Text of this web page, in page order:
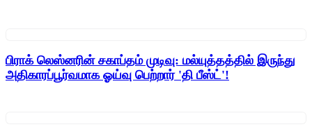
பிராக் லெஸ்னரின் சகாப்தம் முடிவு: மல்யுத்தத்தில் இருந்து
அதிகாரப்பூர்வமாக ஓய்வு பெற்றார் 'தி பீஸ்ட்'!